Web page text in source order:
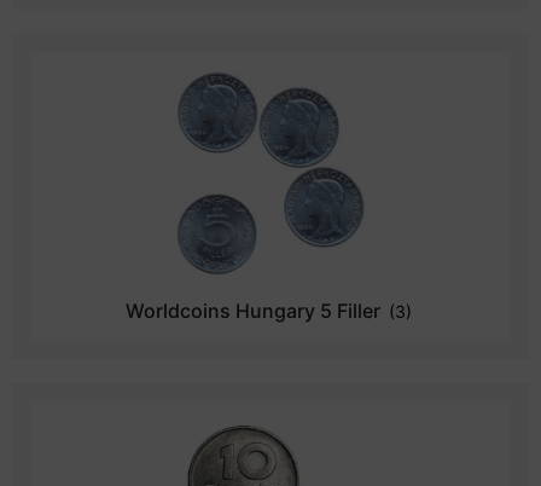
Worldcoins Hungary 5 Filler (3)